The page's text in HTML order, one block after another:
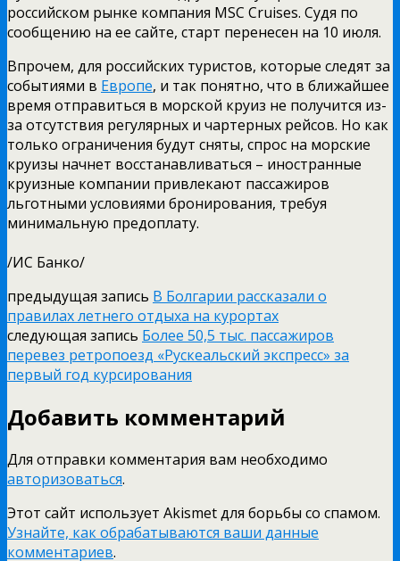
российском рынке компания MSC Cruises. Судя по
сообщению на ее сайте, старт перенесен на 10 июля.
Впрочем, для российских туристов, которые следят за
событиями в Европе, и так понятно, что в ближайшее
время отправиться в морской круиз не получится из-
за отсутствия регулярных и чартерных рейсов. Но как
только ограничения будут сняты, спрос на морские
круизы начнет восстанавливаться – иностранные
круизные компании привлекают пассажиров
льготными условиями бронирования, требуя
минимальную предоплату.
/ИС Банко/
предыдущая запись В Болгарии рассказали о
правилах летнего отдыха на курортах
следующая запись Более 50,5 тыс. пассажиров
перевез ретропоезд «Рускеальский экспресс» за
первый год курсирования
Добавить комментарий
Для отправки комментария вам необходимо
авторизоваться.
Этот сайт использует Akismet для борьбы со спамом.
Узнайте, как обрабатываются ваши данные
комментариев.